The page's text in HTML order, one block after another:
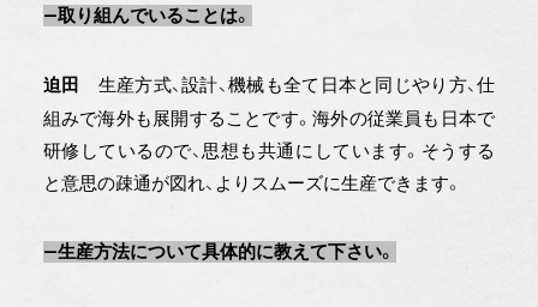
―取り組んでいることは。
迫田
生産方式、設計、機械も全て日本と同じやり方、仕
組みで海外も展開することです。海外の従業員も日本で
研修しているので、思想も共通にしています。そうする
と意思の疎通が図れ、よりスムーズに生産できます。
―生産方法について具体的に教えて下さい。